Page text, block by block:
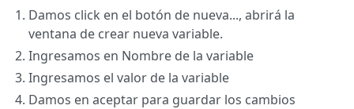
Damos click en el botón de nueva..., abrirá la
ventana de crear nueva variable.
Ingresamos en Nombre de la variable
Ingresamos el valor de la variable
Damos en aceptar para guardar los cambios